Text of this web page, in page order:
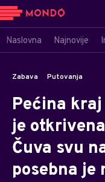
Naslovna Najnovije
Zabava Putovanja
Pećina
je
Čuva svu
posebna je